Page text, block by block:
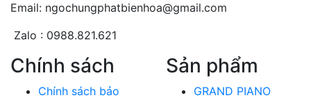
Email: ngochungphatbienhoa@gmail.com
Zalo : 0988.821.621
Chính sách
Chính sách bảo
Sản phẩm
GRAND PIANO